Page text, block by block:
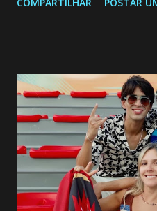
a Programação Semanal do
confessa a Gabriel que ele
pessoa que ela tanto desejou
entra no quarto de Gabriel e
encontro deles, quando
Paula sobre a suposta
Rogerio consegue se livrar
desaparecimento de